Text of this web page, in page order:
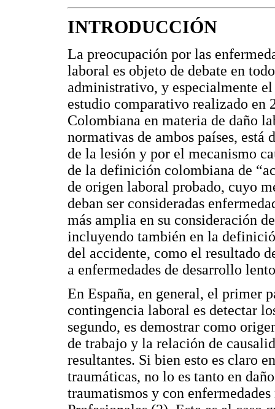
INTRODUCCIÓN
La preocupación por las
laboral es objeto de debate en
administrativo, y especialmente
estudio comparativo realizado en
Colombiana en materia de daño
normativas de ambos países, está
de la lesión y por el mecanismo
de la definición colombiana de
de origen laboral probado, cuyo
deban ser consideradas
más amplia en su consideración
incluyendo también en la
del accidente, como el resultado
a enfermedades de desarrollo
En España, en general, el primer
contingencia laboral es detectar
segundo, es demostrar como
de trabajo y la relación de
resultantes. Si bien esto es claro
traumáticas, no lo es tanto en
traumatismos y con